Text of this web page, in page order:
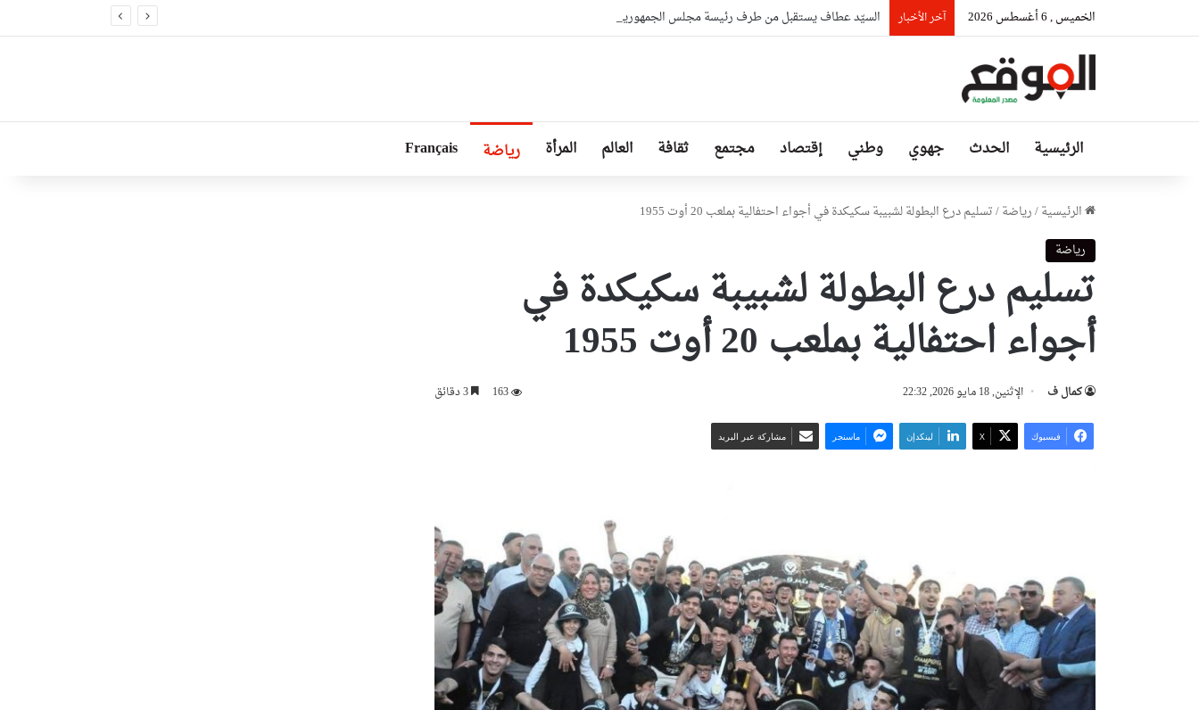
الخميس , 6 أغسطس 2026 آخر الأخبار السيّد عطاف يستقبل من طرف رئيسة مجلس الجمهورية للجمعية الوطنية البيلاروسية
الرئيسية الحدث جهوي وطني إقتصاد مجتمع ثقافة العالم المرأة رياضة Français
الرئيسية/رياضة/تسليم درع البطولة لشبيبة سكيكدة في أجواء احتفالية بملعب 20 أوت 1955
رياضة
تسليم درع البطولة لشبيبة سكيكدة في
أجواء احتفالية بملعب 20 أوت 1955
كمال ف الإثنين, 18 مايو 2026, 22:32 163 3 دقائق
فيسبوك ‫X لينكدإن ماسنجر مشاركة عبر البريد